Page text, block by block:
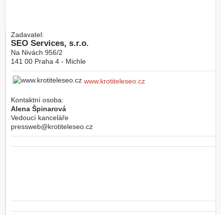
Zadavatel:
SEO Services, s.r.o.
Na Nivách 956/2
141 00 Praha 4 - Michle
www.krotiteleseo.cz
Kontaktní osoba:
Alena Špinarová
Vedoucí kanceláře
pressweb@krotiteleseo.cz